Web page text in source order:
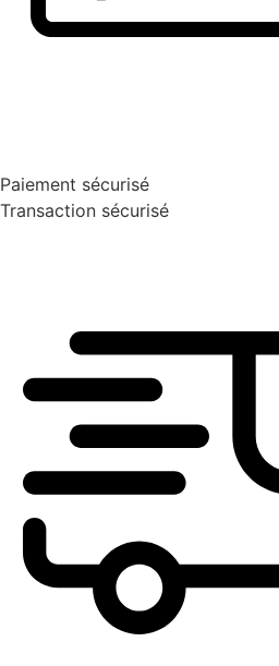
Paiement sécurisé
Transaction sécurisé